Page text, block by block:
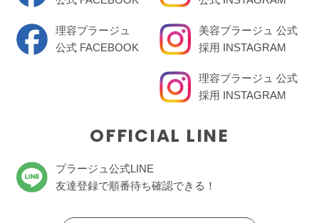
理容プラージュ
公式 FACEBOOK
美容プラージュ 公式
採用 INSTAGRAM
理容プラージュ 公式
採用 INSTAGRAM
OFFICIAL LINE
プラージュ公式LINE
友達登録で順番待ち確認できる！